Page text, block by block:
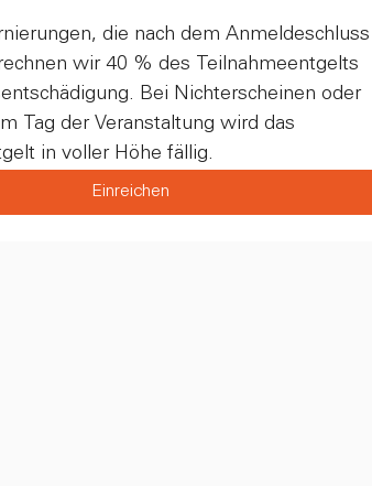
die nach dem Anmeldeschluss
wir 40 % des Teilnahmeentgelts
Bei Nichterscheinen oder
Tag der Veranstaltung wird das
in voller Höhe fällig.
Einreichen